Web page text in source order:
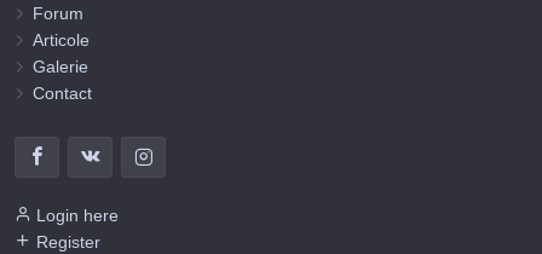
Forum
Articole
Galerie
Contact
Login here
Register